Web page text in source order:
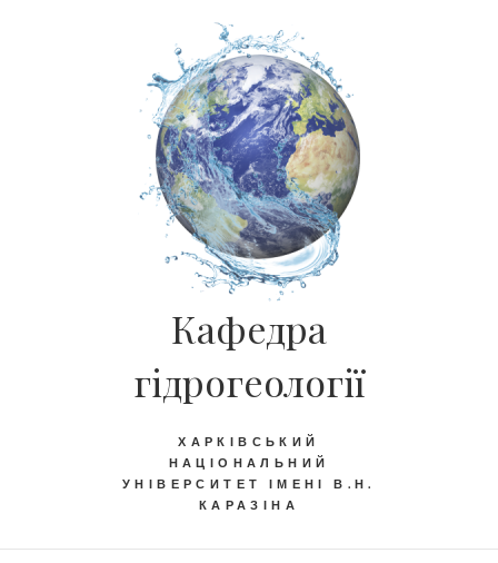
Кафедра
гідрогеології
ХАРКІВСЬКИЙ
НАЦІОНАЛЬНИЙ
УНІВЕРСИТЕТ ІМЕНІ В.Н.
КАРАЗІНА